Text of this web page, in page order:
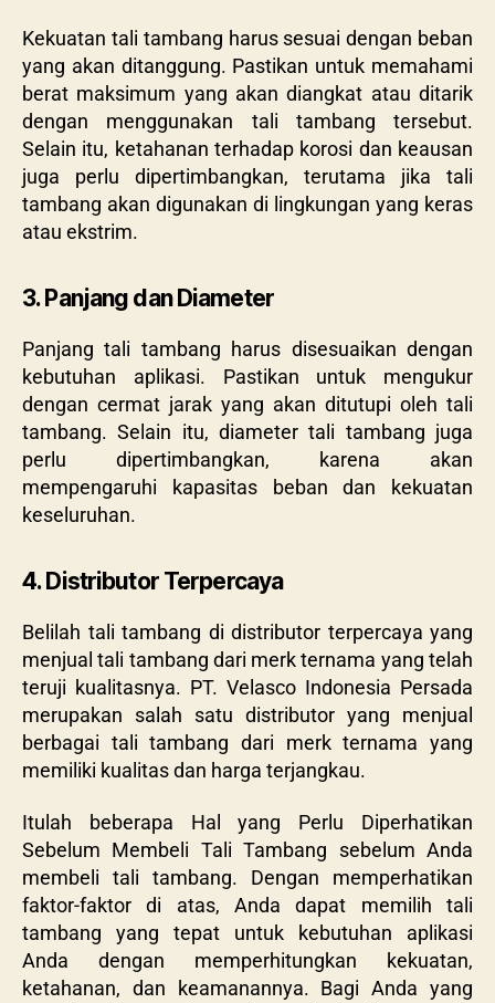
Kekuatan tali tambang harus sesuai dengan beban
yang akan ditanggung. Pastikan untuk memahami
berat maksimum yang akan diangkat atau ditarik
dengan menggunakan tali tambang tersebut.
Selain itu, ketahanan terhadap korosi dan keausan
juga perlu dipertimbangkan, terutama jika tali
tambang akan digunakan di lingkungan yang keras
atau ekstrim.
3. Panjang dan Diameter
Panjang tali tambang harus disesuaikan dengan
kebutuhan aplikasi. Pastikan untuk mengukur
dengan cermat jarak yang akan ditutupi oleh tali
tambang. Selain itu, diameter tali tambang juga
perlu dipertimbangkan, karena akan
mempengaruhi kapasitas beban dan kekuatan
keseluruhan.
4. Distributor Terpercaya
Belilah tali tambang di distributor terpercaya yang
menjual tali tambang dari merk ternama yang telah
teruji kualitasnya. PT. Velasco Indonesia Persada
merupakan salah satu distributor yang menjual
berbagai tali tambang dari merk ternama yang
memiliki kualitas dan harga terjangkau.
Itulah beberapa Hal yang Perlu Diperhatikan
Sebelum Membeli Tali Tambang sebelum Anda
membeli tali tambang. Dengan memperhatikan
faktor-faktor di atas, Anda dapat memilih tali
tambang yang tepat untuk kebutuhan aplikasi
Anda dengan memperhitungkan kekuatan,
ketahanan, dan keamanannya. Bagi Anda yang